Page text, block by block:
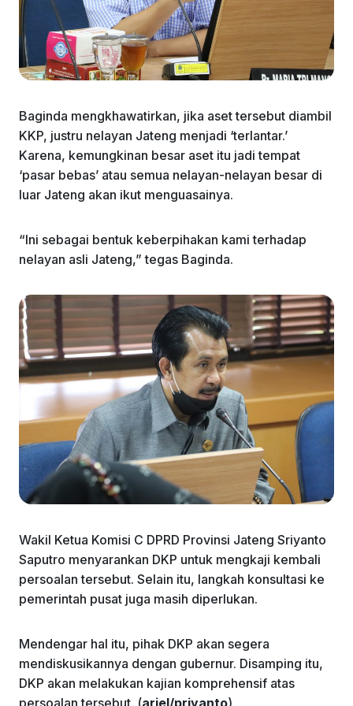
Baginda mengkhawatirkan, jika aset tersebut diambil
KKP, justru nelayan Jateng menjadi ‘terlantar.’
Karena, kemungkinan besar aset itu jadi tempat
‘pasar bebas’ atau semua nelayan-nelayan besar di
luar Jateng akan ikut menguasainya.
“Ini sebagai bentuk keberpihakan kami terhadap
nelayan asli Jateng,” tegas Baginda.
Wakil Ketua Komisi C DPRD Provinsi Jateng Sriyanto
Saputro menyarankan DKP untuk mengkaji kembali
persoalan tersebut. Selain itu, langkah konsultasi ke
pemerintah pusat juga masih diperlukan.
Mendengar hal itu, pihak DKP akan segera
mendiskusikannya dengan gubernur. Disamping itu,
DKP akan melakukan kajian komprehensif atas
persoalan tersebut. (ariel/priyanto)